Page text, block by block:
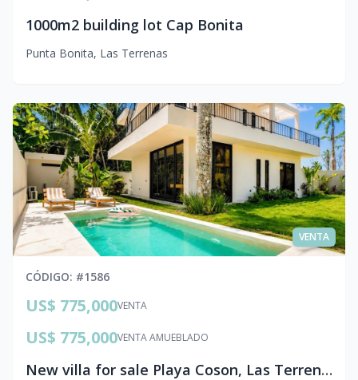
1000m2 building lot Cap Bonita
Punta Bonita, Las Terrenas
VENTA
CÓDIGO: #1586
VENTA
US$ 775,000
VENTA AMUEBLADO
US$ 775,000
New villa for sale Playa Coson, Las Terrenas